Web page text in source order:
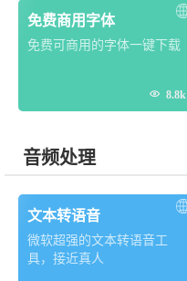
免费商用字体
免费可商用的字体一键下载
 8.8k
音频处理
文本转语音
微软超强的文本转语音工
具，接近真人